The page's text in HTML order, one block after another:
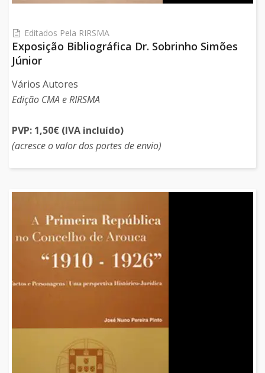
Editados Pela RIRSMA
Exposição Bibliográfica Dr. Sobrinho Simões
Júnior
Vários Autores
Edição CMA e RIRSMA
PVP: 1,50€ (IVA incluído)
(acresce o valor dos portes de envio)